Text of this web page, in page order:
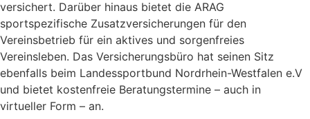
versichert. Darüber hinaus bietet die ARAG
sportspezifische Zusatzversicherungen für den
Vereinsbetrieb für ein aktives und sorgenfreies
Vereinsleben. Das Versicherungsbüro hat seinen Sitz
ebenfalls beim Landessportbund Nordrhein-Westfalen e.V
und bietet kostenfreie Beratungstermine – auch in
virtueller Form – an.